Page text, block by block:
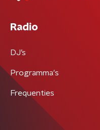
Radio
DJ’s
Programma's
Frequenties